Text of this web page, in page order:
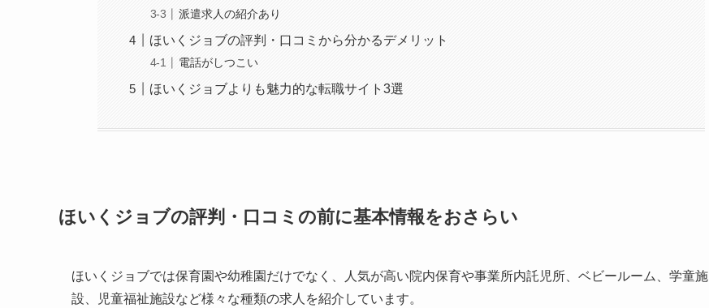
派遣求人の紹介あり
ほいくジョブの評判・口コミから分かるデメリット
電話がしつこい
ほいくジョブよりも魅力的な転職サイト3選
ほいくジョブの評判・口コミの前に基本情報をおさらい
ほいくジョブでは保育園や幼稚園だけでなく、人気が高い院内保育や事業所内託児所、ベビールーム、学童施
設、児童福祉施設など様々な種類の求人を紹介しています。